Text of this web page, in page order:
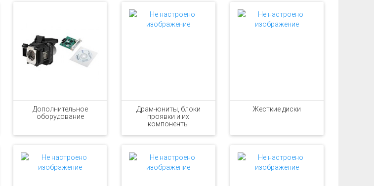
Дополнительное
оборудование
Драм-юниты, блоки
проявки и их
компоненты
Жесткие диски